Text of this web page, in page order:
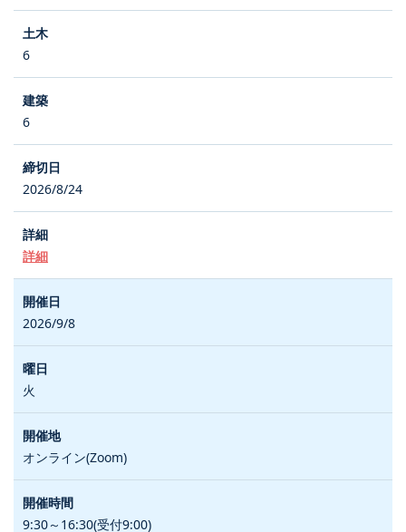
6
6
2026/8/24
詳細
2026/9/8
火
オンライン(Zoom)
9:30～16:30(受付9:00)